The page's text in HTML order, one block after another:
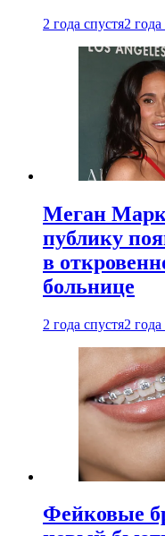
2 года спустя2 года
Меган
публику
в
больнице
2 года спустя2 года
Фейковые